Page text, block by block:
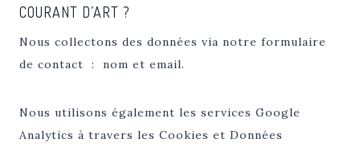
COURANT D’ART ?
Nous collectons des données via notre formulaire
de contact : nom et email.
Nous utilisons également les services Google
Analytics à travers les Cookies et Données